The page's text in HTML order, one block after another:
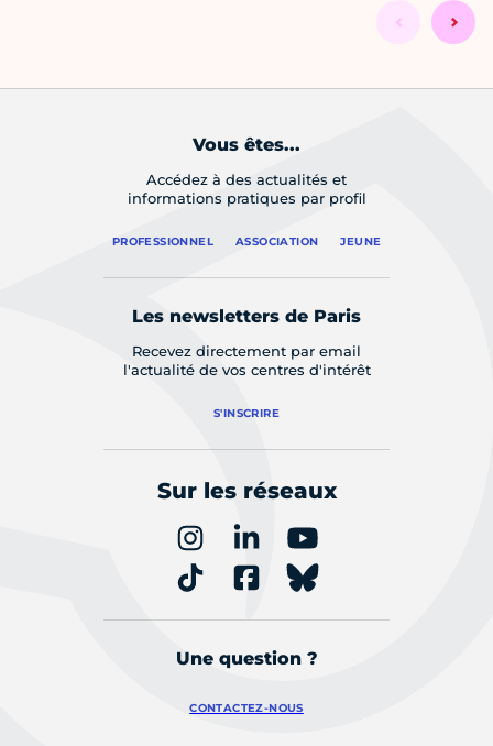
Vous êtes...
Accédez à des actualités et
informations pratiques par profil
PROFESSIONNEL ASSOCIATION JEUNE
Les newsletters de Paris
Recevez directement par email
l'actualité de vos centres d'intérêt
S'INSCRIRE
Sur les réseaux
Une question ?
CONTACTEZ-NOUS